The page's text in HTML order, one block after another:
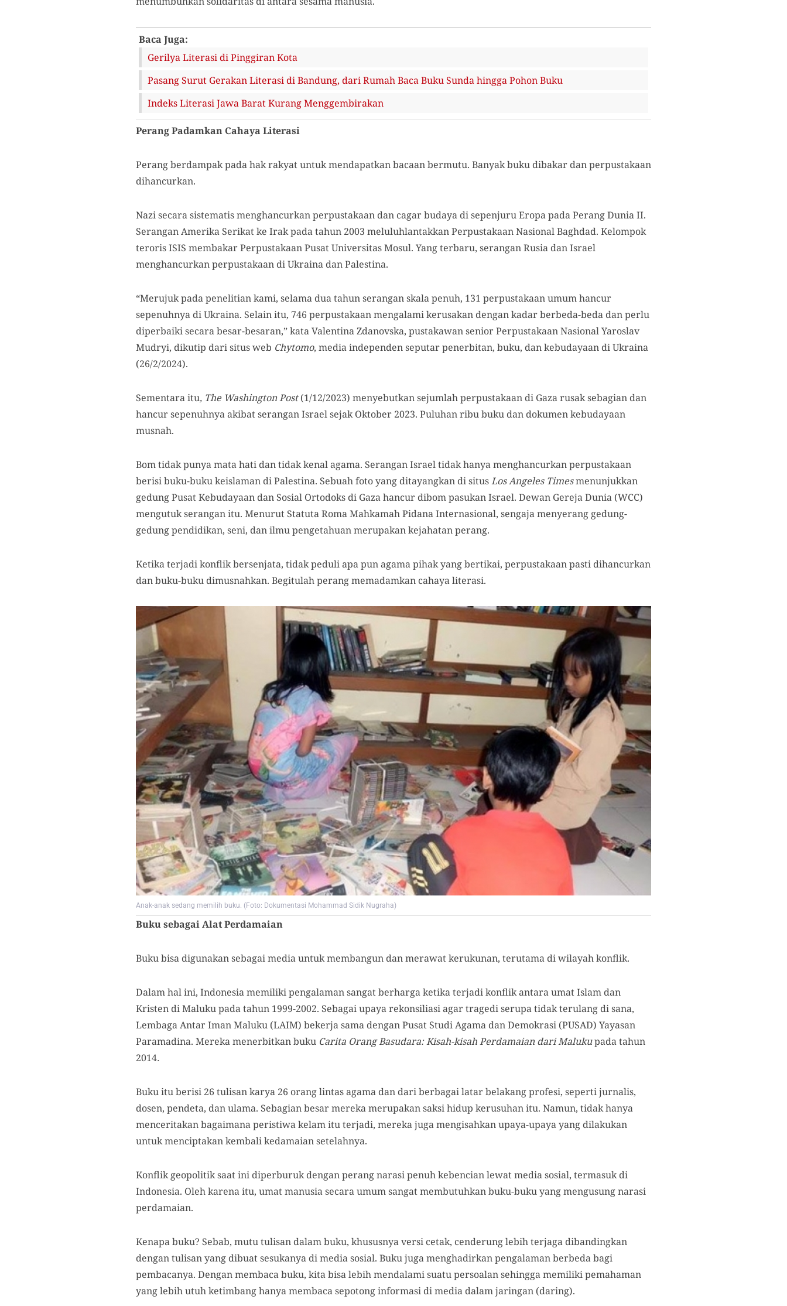
Baca Juga:
Gerilya Literasi di Pinggiran Kota
Pasang Surut Gerakan Literasi di Bandung, dari Rumah Baca Buku Sunda hingga Pohon Buku
Indeks Literasi Jawa Barat Kurang Menggembirakan
Perang Padamkan Cahaya Literasi
Perang berdampak pada hak rakyat untuk mendapatkan bacaan bermutu. Banyak buku dibakar dan perpustakaan
dihancurkan.
Nazi secara sistematis menghancurkan perpustakaan dan cagar budaya di sepenjuru Eropa pada Perang Dunia II.
Serangan Amerika Serikat ke Irak pada tahun 2003 meluluhlantakkan Perpustakaan Nasional Baghdad. Kelompok
teroris ISIS membakar Perpustakaan Pusat Universitas Mosul. Yang terbaru, serangan Rusia dan Israel
menghancurkan perpustakaan di Ukraina dan Palestina.
“Merujuk pada penelitian kami, selama dua tahun serangan skala penuh, 131 perpustakaan umum hancur
sepenuhnya di Ukraina. Selain itu, 746 perpustakaan mengalami kerusakan dengan kadar berbeda-beda dan perlu
diperbaiki secara besar-besaran,” kata Valentina Zdanovska, pustakawan senior Perpustakaan Nasional Yaroslav
Mudryi, dikutip dari situs web Chytomo, media independen seputar penerbitan, buku, dan kebudayaan di Ukraina
(26/2/2024).
Sementara itu, The Washington Post(1/12/2023) menyebutkan sejumlah perpustakaan di Gaza rusak sebagian dan
hancur sepenuhnya akibat serangan Israel sejak Oktober 2023. Puluhan ribu buku dan dokumen kebudayaan
musnah.
Bom tidak punya mata hati dan tidak kenal agama. Serangan Israel tidak hanya menghancurkan perpustakaan
berisi buku-buku keislaman di Palestina. Sebuah foto yang ditayangkan di situsLos Angeles Timesmenunjukkan
gedung Pusat Kebudayaan dan Sosial Ortodoks di Gaza hancur dibom pasukan Israel. Dewan Gereja Dunia (WCC)
mengutuk serangan itu. Menurut Statuta Roma Mahkamah Pidana Internasional, sengaja menyerang gedung-
gedung pendidikan, seni, dan ilmu pengetahuan merupakan kejahatan perang.
Ketika terjadi konflik bersenjata, tidak peduli apa pun agama pihak yang bertikai, perpustakaan pasti dihancurkan
dan buku-buku dimusnahkan. Begitulah perang memadamkan cahaya literasi.
Anak-anak sedang memilih buku. (Foto: Dokumentasi Mohammad Sidik Nugraha)
Buku sebagai Alat Perdamaian
Buku bisa digunakan sebagai media untuk membangun dan merawat kerukunan, terutama di wilayah konflik.
Dalam hal ini, Indonesia memiliki pengalaman sangat berharga ketika terjadi konflik antara umat Islam dan
Kristen di Maluku pada tahun 1999-2002. Sebagai upaya rekonsiliasi agar tragedi serupa tidak terulang di sana,
Lembaga Antar Iman Maluku (LAIM) bekerja sama dengan Pusat Studi Agama dan Demokrasi (PUSAD) Yayasan
Paramadina. Mereka menerbitkan buku Carita Orang Basudara: Kisah-kisah Perdamaian dari Malukupada tahun
2014.
Buku itu berisi 26 tulisan karya 26 orang lintas agama dan dari berbagai latar belakang profesi, seperti jurnalis,
dosen, pendeta, dan ulama. Sebagian besar mereka merupakan saksi hidup kerusuhan itu. Namun, tidak hanya
menceritakan bagaimana peristiwa kelam itu terjadi, mereka juga mengisahkan upaya-upaya yang dilakukan
untuk menciptakan kembali kedamaian setelahnya.
Konflik geopolitik saat ini diperburuk dengan perang narasi penuh kebencian lewat media sosial, termasuk di
Indonesia. Oleh karena itu, umat manusia secara umum sangat membutuhkan buku-buku yang mengusung narasi
perdamaian.
Kenapa buku? Sebab, mutu tulisan dalam buku, khususnya versi cetak, cenderung lebih terjaga dibandingkan
dengan tulisan yang dibuat sesukanya di media sosial. Buku juga menghadirkan pengalaman berbeda bagi
pembacanya. Dengan membaca buku, kita bisa lebih mendalami suatu persoalan sehingga memiliki pemahaman
yang lebih utuh ketimbang hanya membaca sepotong informasi di media dalam jaringan (daring).